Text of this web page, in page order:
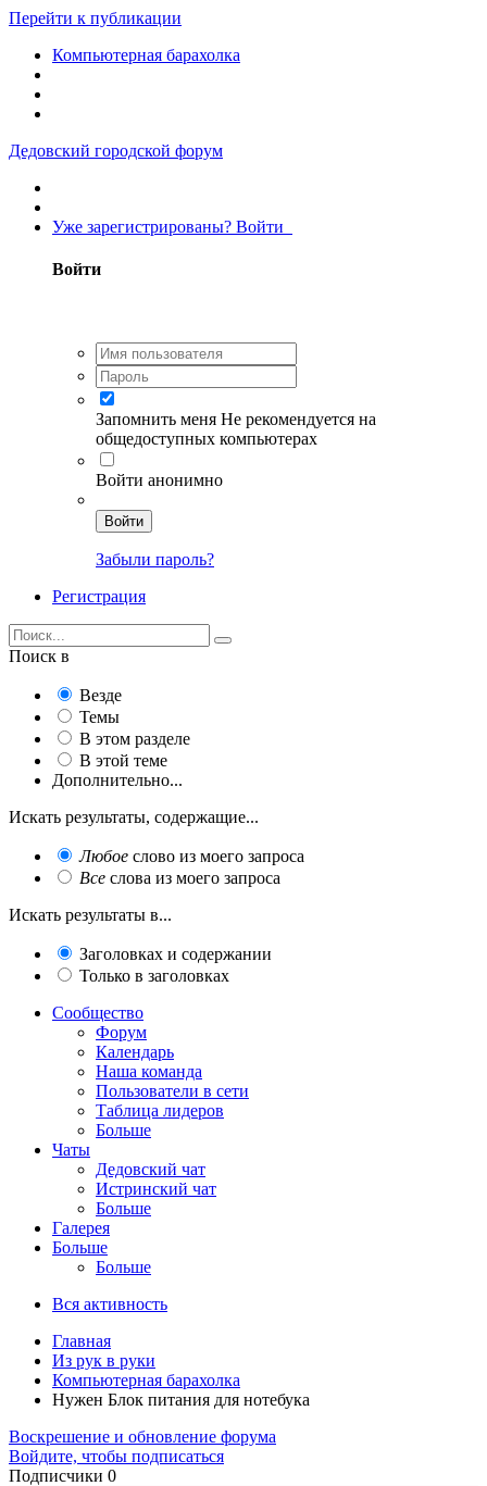
Перейти к публикации
Компьютерная барахолка
Дедовский городской форум
Уже зарегистрированы? Войти
Войти
Запомнить меня Не рекомендуется на
общедоступных компьютерах
Войти анонимно
Войти
Забыли пароль?
Регистрация
Поиск в
Везде
Темы
В этом разделе
В этой теме
Дополнительно...
Искать результаты, содержащие...
Любое слово из моего запроса
Все слова из моего запроса
Искать результаты в...
Заголовках и содержании
Только в заголовках
Сообщество
Форум
Календарь
Наша команда
Пользователи в сети
Таблица лидеров
Больше
Чаты
Дедовский чат
Истринский чат
Больше
Галерея
Больше
Больше
Вся активность
Главная
Из рук в руки
Компьютерная барахолка
Нужен Блок питания для нотебука
Воскрешение и обновление форума
Войдите, чтобы подписаться
Подписчики 0